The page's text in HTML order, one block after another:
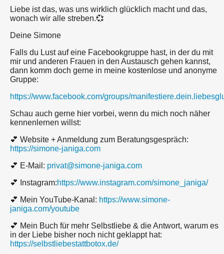
Liebe ist das, was uns wirklich glücklich macht und das,
wonach wir alle streben.💞
Deine Simone
Falls du Lust auf eine Facebookgruppe hast, in der du mit
mir und anderen Frauen in den Austausch gehen kannst,
dann komm doch gerne in meine kostenlose und anonyme
Gruppe:
https://www.facebook.com/groups/
Schau auch gerne hier vorbei, wenn du mich noch näher
kennenlernen willst:
💕 Website + Anmeldung zum Beratungsgespräch:
https://simone-janiga.com
💕 E-Mail: privat@simone-janiga.com
💕 Instagram:https://www.instagram.com/simone_janiga/
💕 Mein YouTube-Kanal: https://www.simone-
janiga.com/youtube
💕 Mein Buch für mehr Selbstliebe & die Antwort, warum es
in der Liebe bisher noch nicht geklappt hat:
https://selbstliebestattbotox.de/